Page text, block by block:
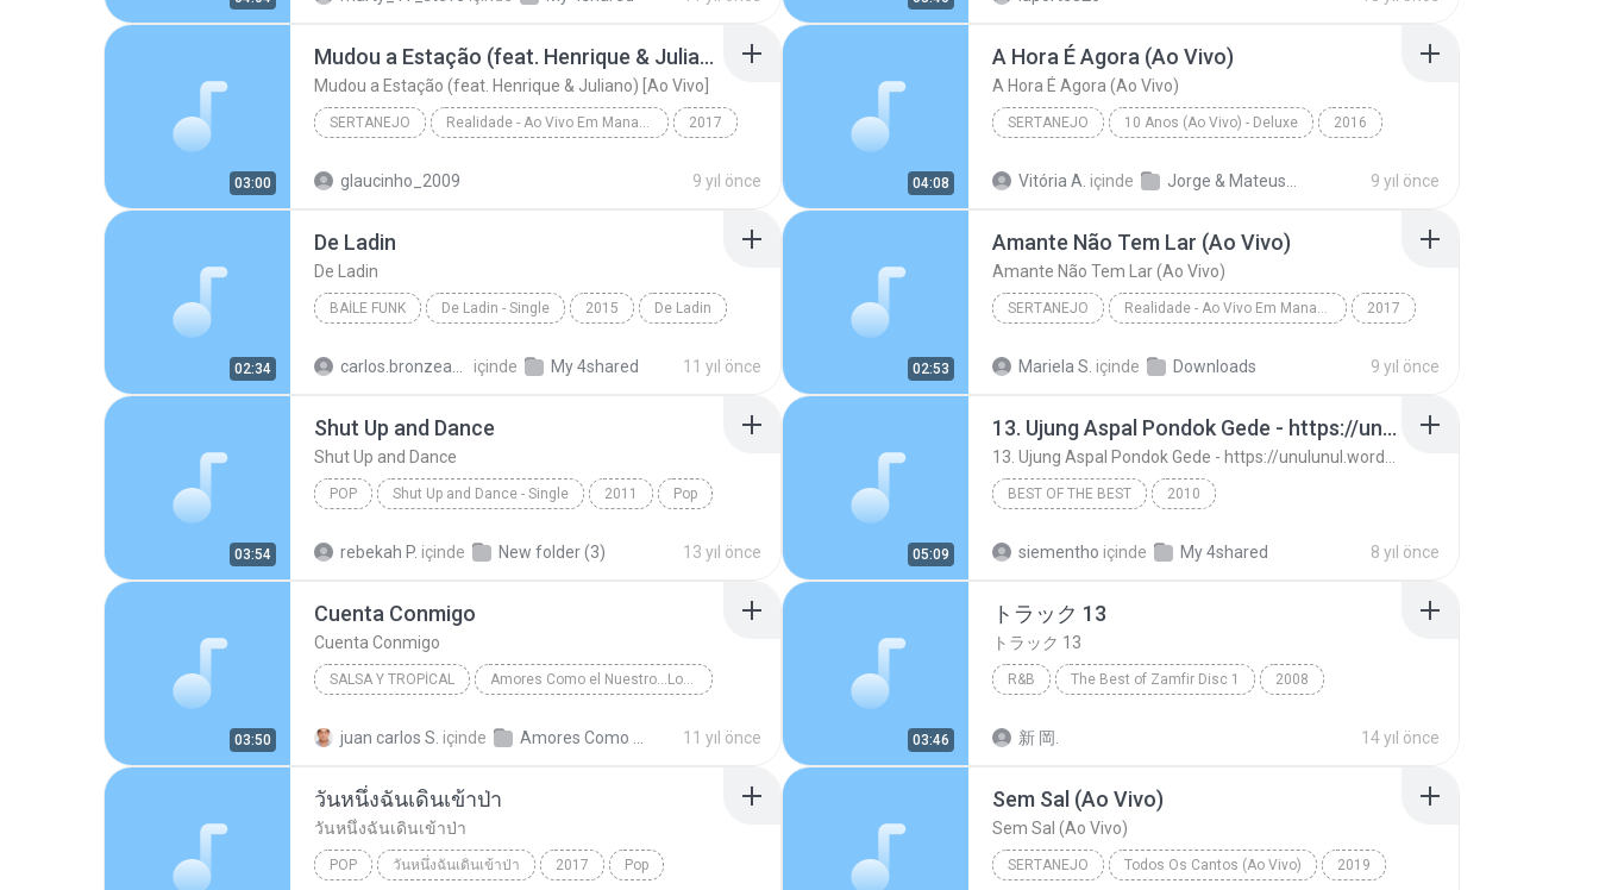
03:00
Mudou a Estação (feat. Henrique & Juliano) [Ao Vivo]
Mudou a Estação (feat. Henrique & Juliano) [Ao Vivo]
SERTANEJO Realidade - Ao Vivo Em Manaus 2017
glaucinho_2009 9 yıl önce 04:08
A Hora É Agora (Ao Vivo)
A Hora É Agora (Ao Vivo)
SERTANEJO 10 Anos (Ao Vivo) - Deluxe 2016
Vitória A. içinde 9 yıl önce
02:34
De Ladin
De Ladin
BAILE FUNK De Ladin - Single 2015 De Ladin
içinde My 4shared 11 yıl önce 02:53
Amante Não Tem Lar (Ao Vivo)
Amante Não Tem Lar (Ao Vivo)
SERTANEJO Realidade - Ao Vivo Em Manaus 2017
Mariela S. içinde Downloads 9 yıl önce
03:54
Shut Up and Dance
Shut Up and Dance
POP Shut Up and Dance - Single 2011 Pop
rebekah P. içinde New folder (3) 13 yıl önce 05:09
13. Ujung Aspal Pondok Gede - https://unulunul.wordpress.com/2016/11/11/iwan-fals-album-best-of-the-best-audio-flac
BEST OF THE BEST 2010
siementho içinde My 4shared 8 yıl önce
03:50
Cuenta Conmigo
Cuenta Conmigo
SALSA Y TROPICAL Amores Como el Nuestro...Los Exitos
juan carlos S. içinde 11 yıl önce 03:46
トラック 13
トラック 13
R&B The Best of Zamfir Disc 1 2008
新 岡. 14 yıl önce
วันหนึ่งฉันเดินเข้าป่า
วันหนึ่งฉันเดินเข้าป่า
POP วันหนึ่งฉันเดินเข้าป่า 2017 Pop
Sem Sal (Ao Vivo)
Sem Sal (Ao Vivo)
SERTANEJO Todos Os Cantos (Ao Vivo) 2019